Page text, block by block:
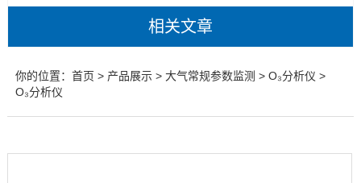
相关文章
你的位置： 首页 > 产品展示> 大气常规参数监测 > O₃分析仪 >
O₃分析仪